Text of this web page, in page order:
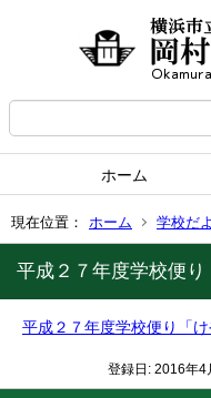
ホーム
現在位置： ホーム 学校だ
平成２７年度学校便
平成２７年度学校便り「
登録日: 2016年4